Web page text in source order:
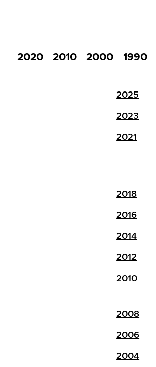
2020 2010 2000 1990
2025
2023
2021
2018
2016
2014
2012
2010
2008
2006
2004